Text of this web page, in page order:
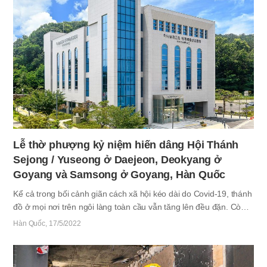
Suwon vào ngày 11 tháng 6; tại Hội Thánh Yeongjongdo ở
Incheon và Hội Thánh Janggi ở Gimpo vào ngày 18 tháng 6; và
tại Hội Thánh Jungang ở Dongducheon cùng Hội Thánh
Byeolgaram ở Namyangju vào ngày 25 tháng 6. Trước lễ thờ
phượng, Mẹ đã tham quan…
Lễ thờ phượng kỷ niệm hiến dâng Hội Thánh
Sejong / Yuseong ở Daejeon, Deokyang ở
Goyang và Samsong ở Goyang, Hàn Quốc
Kể cả trong bối cảnh giãn cách xã hội kéo dài do Covid-19, thánh
đồ ở mọi nơi trên ngôi làng toàn cầu vẫn tăng lên đều đặn. Còn ở
Hàn Quốc, lễ hiến dâng 4 Hội Thánh đã được tổ chức vào tháng
cử hành lễ thờ phượng kỷ niệm hiến dâng Hội Thánh vào buổi
chiều và buổi tối (Lễ thờ phượng Ngày Thứ Ba) ngày 17 tháng 5,
Hàn Quốc 17/5/2022